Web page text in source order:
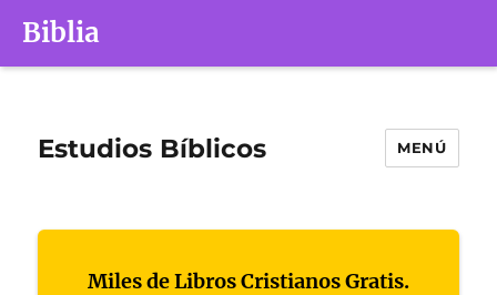
Biblia
Estudios Bíblicos MENÚ
Miles de Libros Cristianos Gratis.